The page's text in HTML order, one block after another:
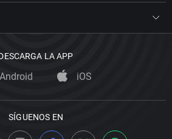
LA APP
Android iOS
SÍGUENOS EN